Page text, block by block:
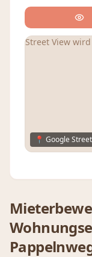
Street View
📍 Google